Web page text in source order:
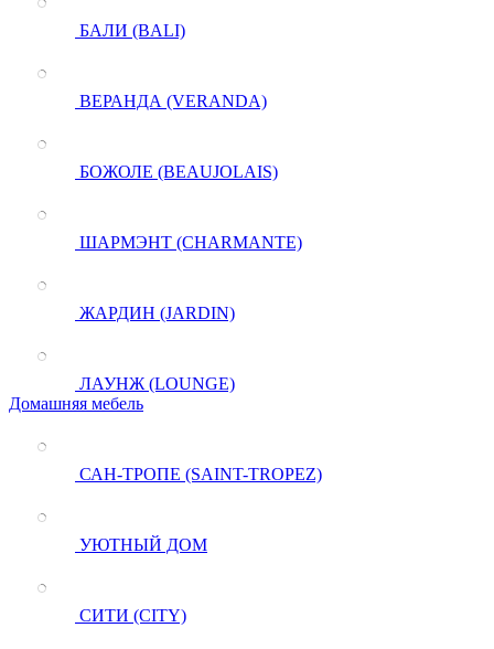
БАЛИ (BALI)
ВЕРАНДА (VERANDA)
БОЖОЛЕ (BEAUJOLAIS)
ШАРМЭНТ (CHARMANTE)
ЖАРДИН (JARDIN)
ЛАУНЖ (LOUNGE)
Домашняя мебель
САН-ТРОПЕ (SAINT-TROPEZ)
УЮТНЫЙ ДОМ
СИТИ (CITY)